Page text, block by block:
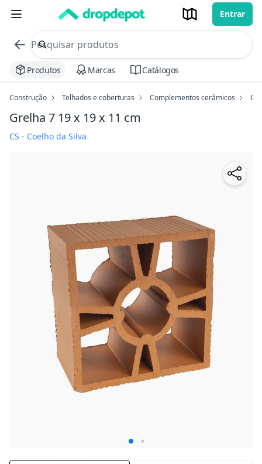
Entrar
commerce search no header
Procurar
Produtos Marcas Catálogos
Construção Telhados e coberturas Complementos cerâmicos
Grelha 7 19 x 19 x 11 cm
CS - Coelho da Silva